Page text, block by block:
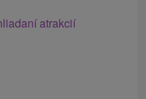
atrakcií